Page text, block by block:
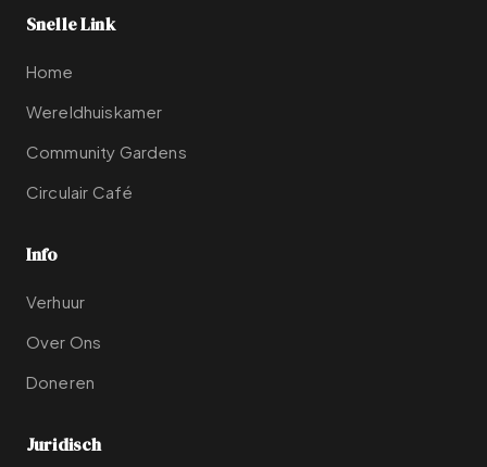
Snelle Link
Home
Wereldhuiskamer
Community Gardens
Circulair Café
Info
Verhuur
Over Ons
Doneren
Juridisch